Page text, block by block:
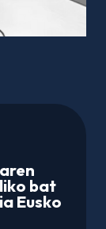
bat
Eusko